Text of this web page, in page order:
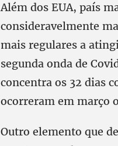
Além dos EUA, país
consideravelmente
mais regulares a
segunda onda de
concentra os 32 dias
ocorreram em março
Outro elemento que